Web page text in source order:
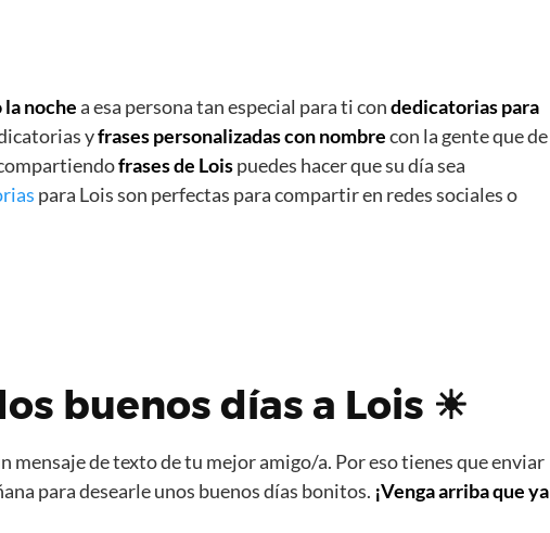
la nochea esa persona tan especial para ti condedicatorias para
yfrases personalizadas con nombrecon la gente que de
frases de Loispuedes hacer que su día sea
para Lois son perfectas para compartir en redes sociales o
buenos días a Lois ☀
mensaje de texto de tu mejor amigo/a. Por eso tienes que enviar
para desearle unos buenos días bonitos. ¡Venga arriba que ya